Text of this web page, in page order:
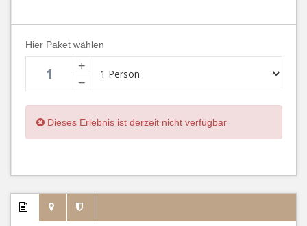
Hier Paket wählen
+
−
Dieses Erlebnis ist derzeit nicht verfügbar